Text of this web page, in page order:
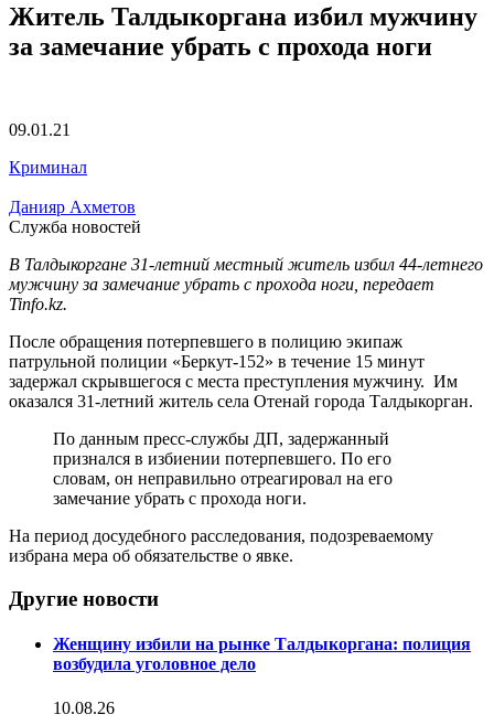
Житель Талдыкоргана избил мужчину
за замечание убрать с прохода ноги
09.01.21
Криминал
Данияр Ахметов
Служба новостей
В Талдыкоргане 31-летний местный житель избил 44-летнего
мужчину за замечание убрать с прохода ноги, передает
Tinfo.kz.
После обращения потерпевшего в полицию экипаж
патрульной полиции «Беркут-152» в течение 15 минут
задержал скрывшегося с места преступления мужчину. Им
оказался 31-летний житель села Отенай города Талдыкорган.
По данным пресс-службы ДП, задержанный
признался в избиении потерпевшего. По его
словам, он неправильно отреагировал на его
замечание убрать с прохода ноги.
На период досудебного расследования, подозреваемому
избрана мера об обязательстве о явке.
Другие новости
Женщину избили на рынке Талдыкоргана: полиция
возбудила уголовное дело
10.08.26